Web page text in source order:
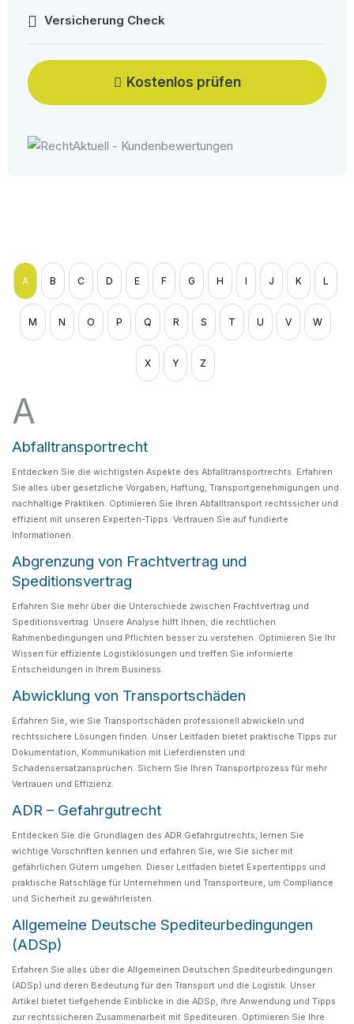
Versicherung Check
Kostenlos prüfen
A B C D E F G H I J K L
M N O P Q R S T U V W
X Y Z
A
Abfalltransportrecht
Entdecken Sie die wichtigsten Aspekte des Abfalltransportrechts. Erfahren
Sie alles über gesetzliche Vorgaben, Haftung, Transportgenehmigungen und
nachhaltige Praktiken. Optimieren Sie Ihren Abfalltransport rechtssicher und
effizient mit unseren Experten-Tipps. Vertrauen Sie auf fundierte
Informationen.
Abgrenzung von Frachtvertrag und
Speditionsvertrag
Erfahren Sie mehr über die Unterschiede zwischen Frachtvertrag und
Speditionsvertrag. Unsere Analyse hilft Ihnen, die rechtlichen
Rahmenbedingungen und Pflichten besser zu verstehen. Optimieren Sie Ihr
Wissen für effiziente Logistiklösungen und treffen Sie informierte
Entscheidungen in Ihrem Business.
Abwicklung von Transportschäden
Erfahren Sie, wie Sie Transportschäden professionell abwickeln und
rechtssichere Lösungen finden. Unser Leitfaden bietet praktische Tipps zur
Dokumentation, Kommunikation mit Lieferdiensten und
Schadensersatzansprüchen. Sichern Sie Ihren Transportprozess für mehr
Vertrauen und Effizienz.
ADR – Gefahrgutrecht
Entdecken Sie die Grundlagen des ADR Gefahrgutrechts, lernen Sie
wichtige Vorschriften kennen und erfahren Sie, wie Sie sicher mit
gefährlichen Gütern umgehen. Dieser Leitfaden bietet Expertentipps und
praktische Ratschläge für Unternehmen und Transporteure, um Compliance
und Sicherheit zu gewährleisten.
Allgemeine Deutsche Spediteurbedingungen
(ADSp)
Erfahren Sie alles über die Allgemeinen Deutschen Spediteurbedingungen
(ADSp) und deren Bedeutung für den Transport und die Logistik. Unser
Artikel bietet tiefgehende Einblicke in die ADSp, ihre Anwendung und Tipps
zur rechtssicheren Zusammenarbeit mit Spediteuren. Optimieren Sie Ihre